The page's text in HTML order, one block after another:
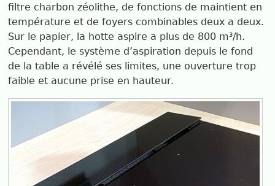
filtre charbon zéolithe, de fonctions de maintient en
température et de foyers combinables deux a deux.
Sur le papier, la hotte aspire a plus de 800 m³/h.
Cependant, le système d’aspiration depuis le fond
de la table a révélé ses limites, une ouverture trop
faible et aucune prise en hauteur.